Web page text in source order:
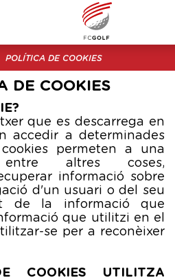
POLÍTICA DE COOKIES
DE COOKIES
que es descarrega en
accedir a determinades
permeten a una
altres coses,
informació sobre
d'un usuari o del seu
de la informació que
que utilitzi en el
se per a reconèixer
COOKIES UTILITZA